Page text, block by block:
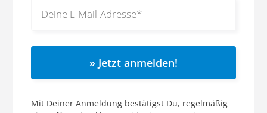
» Jetzt anmelden!
Mit Deiner Anmeldung bestätigst Du, regelmäßig